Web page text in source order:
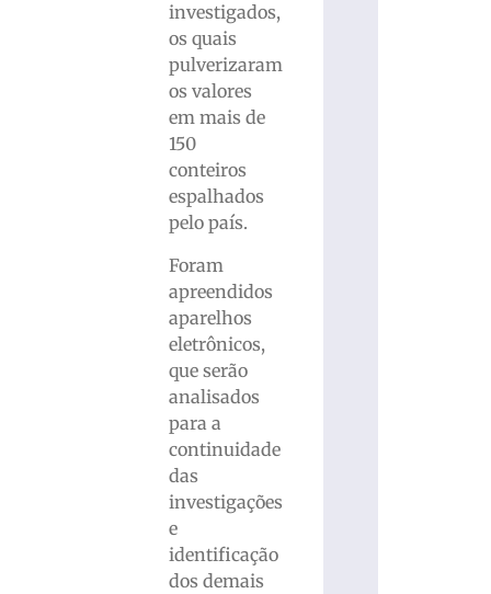
investigados,
os quais
pulverizaram
os valores
em mais de
150
conteiros
espalhados
pelo país.
Foram
apreendidos
aparelhos
eletrônicos,
que serão
analisados
para a
continuidade
das
investigações
e
identificação
dos demais